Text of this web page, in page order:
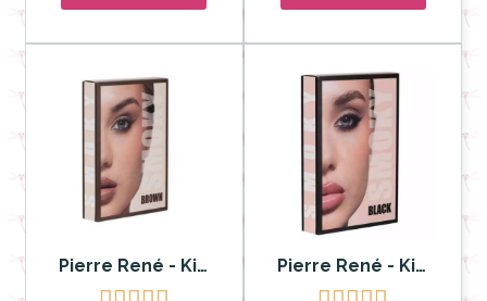
Pierre René - Kit Smoky Brown Marrón Pierre René - Kit Smoky Negro